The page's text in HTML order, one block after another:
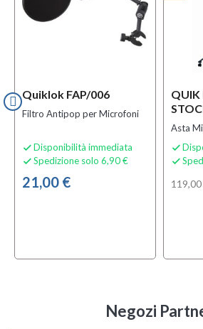
Quiklok FAP/006
Filtro Antipop per Microfoni
 Disponibilità immediata
 Spedizione solo 6,90 €
21,00 €
QUIK
Asta


Negozi